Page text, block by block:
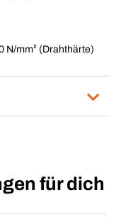
N/mm² (Drahthärte)
für dich